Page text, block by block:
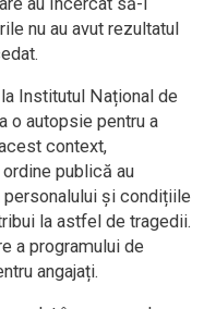
nu au avut rezultatul
Institutul Național de
o autopsie pentru a
context,
publică au
și condițiile
la astfel de tragedii.
a programului de
angajați.